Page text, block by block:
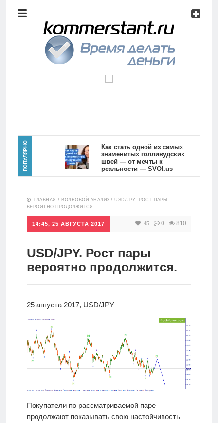
анализ
Видео
Сделано
Главная
Новости
Аналитика
Инвестиции
Дивиденды
анализ
Видео
Рунет
ПОПУЛЯРНО
Как стать одной из самых
знаменитых голливудских
швей — от мечты к
реальности — SVOI.us
10557
ГЛАВНАЯ / ВОЛНОВОЙ АНАЛИЗ /USD/JPY. РОСТ ПАРЫ
ВЕРОЯТНО ПРОДОЛЖИТСЯ.
14:45, 25 АВГУСТА 2017 45 0 810
USD/JPY. Рост пары
вероятно продолжится.
25 августа 2017, USD/JPY
Покупатели по рассматриваемой паре
продолжают показывать свою настойчивость